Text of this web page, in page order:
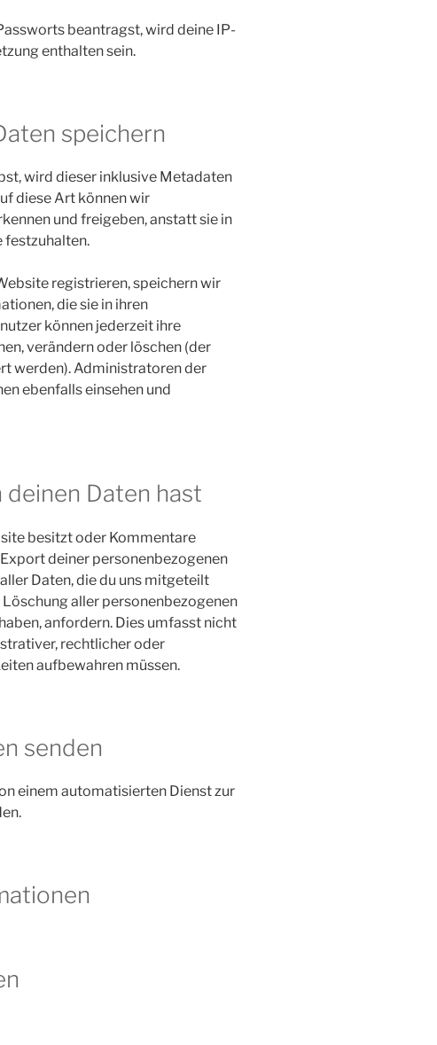
beantragst, wird deine IP-
enthalten sein.
speichern
wird dieser inklusive Metadaten
diese Art können wir
und freigeben, anstatt sie in
festzuhalten.
registrieren, speichern wir
die sie in ihren
können jederzeit ihre
verändern oder löschen (der
werden). Administratoren der
ebenfalls einsehen und
deinen Daten hast
besitzt oder Kommentare
deiner personenbezogenen
Daten, die du uns mitgeteilt
aller personenbezogenen
anfordern. Dies umfasst nicht
rechtlicher oder
aufbewahren müssen.
senden
einem automatisierten Dienst zur